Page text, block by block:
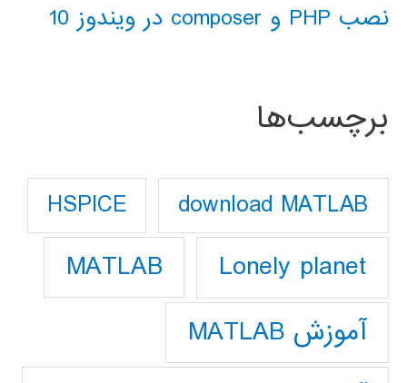
نصب PHP و composer در ویندوز 10
برچسب‌ها
download MATLAB
HSPICE
Lonely planet
MATLAB
آموزش MATLAB